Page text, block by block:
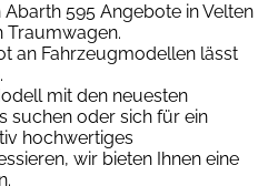
595 Angebote in Velten
Traumwagen.
an Fahrzeugmodellen lässt
mit den neuesten
suchen oder sich für ein
hochwertiges
wir bieten Ihnen eine